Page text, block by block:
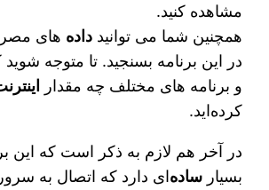
مشاهده کنید.
همچنین شما می‌ توانیدداده‌ های
در این برنامه بسنجید. تا متوجه
و برنامه‌ های مختلف چه مقدار
کرده‌اید.
در آخر هم لازم به ذکر است که این
بسیارساده‌ای دارد که اتصال به